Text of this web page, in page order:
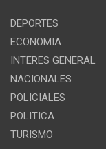
DEPORTES
ECONOMIA
INTERES GENERAL
NACIONALES
POLICIALES
POLITICA
TURISMO